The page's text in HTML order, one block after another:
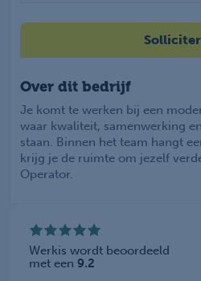
Over dit bedrijf
Je komt te werken bij een
waar kwaliteit, samenwerking
staan. Binnen het team hangt
krijg je de ruimte om jezelf
Operator.
Werkis wordt beoordeeld
met een 9.2